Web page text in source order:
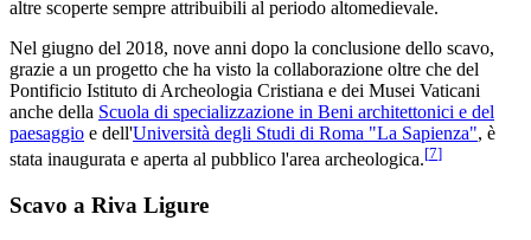
altre scoperte sempre attribuibili al periodo altomedievale.
Nel giugno del 2018, nove anni dopo la conclusione dello scavo,
grazie a un progetto che ha visto la collaborazione oltre che del
Pontificio Istituto di Archeologia Cristiana e dei Musei Vaticani
anche della Scuola di specializzazione in Beni architettonici e del
paesaggio e dell'Università degli Studi di Roma "La Sapienza", è
stata inaugurata e aperta al pubblico l'area archeologica.[7]
Scavo a Riva Ligure